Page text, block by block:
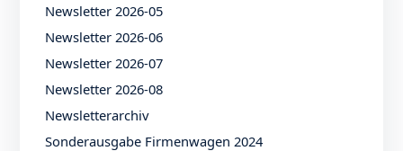
Newsletter 2026-05
Newsletter 2026-06
Newsletter 2026-07
Newsletter 2026-08
Newsletterarchiv
Sonderausgabe Firmenwagen 2024